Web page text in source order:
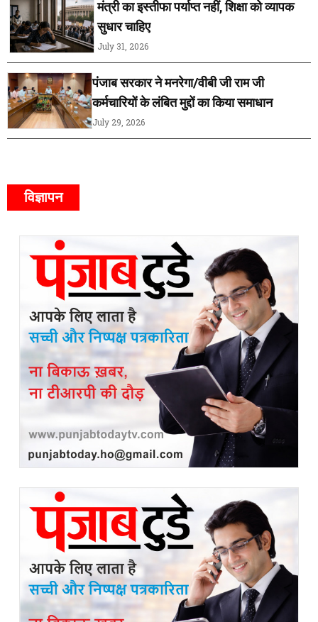
मंत्री का इस्तीफा पर्याप्त नहीं, शिक्षा को व्यापक
सुधार चाहिए
July 31, 2026
पंजाब सरकार ने मनरेगा/वीबी जी राम जी
कर्मचारियों के लंबित मुद्दों का किया समाधान
July 29, 2026
विज्ञापन